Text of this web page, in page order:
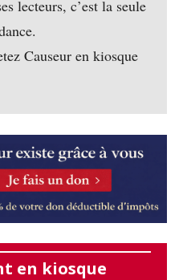
lecteurs, c’est la seule
Causeur en kiosque
en kiosque